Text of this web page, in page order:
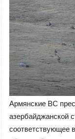
Армянские ВС
азербайджанской
соответствующее